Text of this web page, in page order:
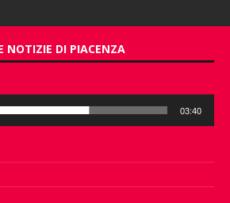
NOTIZIE DI PIACENZA
03:40